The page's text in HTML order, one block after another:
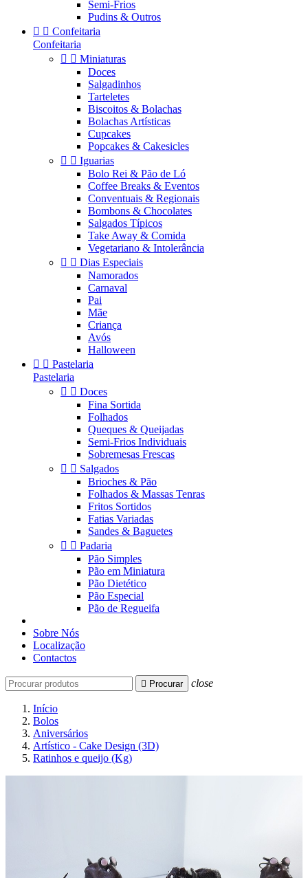
Semi-Frios
Pudins & Outros
  Confeitaria
Confeitaria
  Miniaturas
Doces
Salgadinhos
Tarteletes
Biscoitos & Bolachas
Bolachas Artísticas
Cupcakes
Popcakes & Cakesicles
  Iguarias
Bolo Rei & Pão de Ló
Coffee Breaks & Eventos
Conventuais & Regionais
Bombons & Chocolates
Salgados Típicos
Take Away & Comida
Vegetariano & Intolerância
  Dias Especiais
Namorados
Carnaval
Pai
Mãe
Criança
Avós
Halloween
  Pastelaria
Pastelaria
  Doces
Fina Sortida
Folhados
Queques & Queijadas
Semi-Frios Individuais
Sobremesas Frescas
  Salgados
Brioches & Pão
Folhados & Massas Tenras
Fritos Sortidos
Fatias Variadas
Sandes & Baguetes
  Padaria
Pão Simples
Pão em Miniatura
Pão Dietético
Pão Especial
Pão de Regueifa
Sobre Nós
Localização
Contactos
 Procurar close
Início
Bolos
Aniversários
Artístico - Cake Design (3D)
Ratinhos e queijo (Kg)